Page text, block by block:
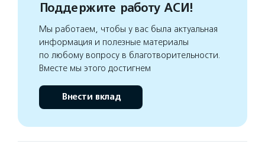
Поддержите работу АСИ!
Мы работаем, чтобы у вас была актуальная
информация и полезные материалы
по любому вопросу в благотворительности.
Вместе мы этого достигнем
Внести вклад